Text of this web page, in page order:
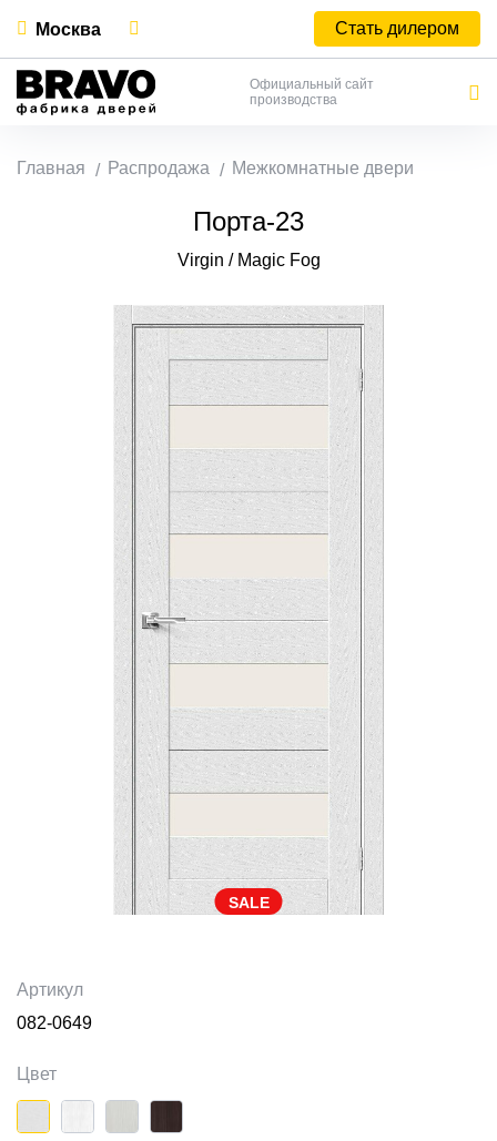
Москва Стать дилером
Официальный сайт
производства
Главная Распродажа Межкомнатные двери
Порта-23
Virgin / Magic Fog
SALE
Артикул
082-0649
Цвет